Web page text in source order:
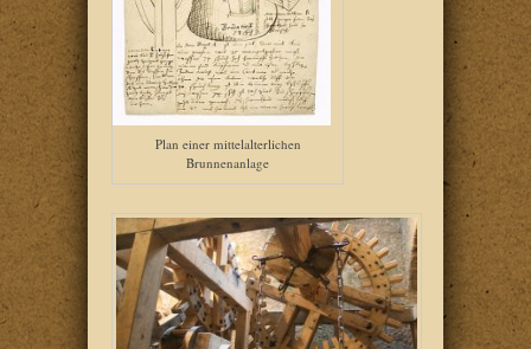
Plan einer mittelalterlichen
Brunnenanlage